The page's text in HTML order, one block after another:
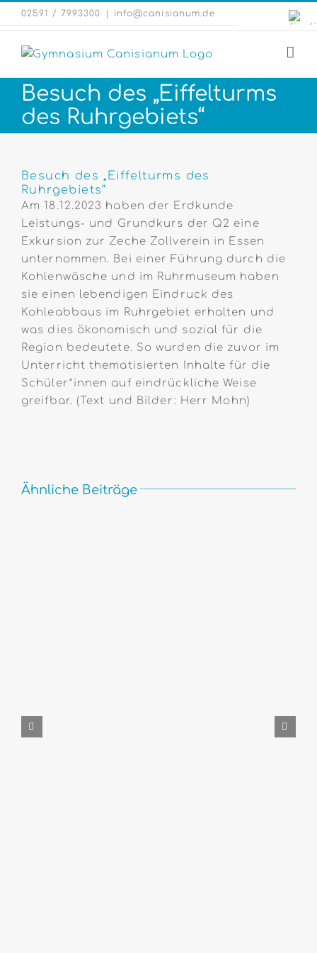
Zum
Inhalt
springen
02591 / 7993300 info@canisianum.de
Besuch des „Eiffelturms
des Ruhrgebiets“
grösseres
Bild
Besuch des „Eiffelturms des
Ruhrgebiets“
Am 18.12.2023 haben der Erdkunde
Leistungs- und Grundkurs der Q2 eine
Exkursion zur Zeche Zollverein in Essen
unternommen. Bei einer Führung durch die
Kohlenwäsche und im Ruhrmuseum haben
sie einen lebendigen Eindruck des
Kohleabbaus im Ruhrgebiet erhalten und
was dies ökonomisch und sozial für die
Region bedeutete. So wurden die zuvor im
Unterricht thematisierten Inhalte für die
Schüler*innen auf eindrückliche Weise
greifbar. (Text und Bilder: Herr Mohn)
Ähnliche Beiträge